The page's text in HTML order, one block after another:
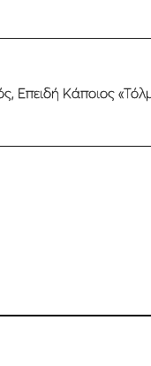
Επειδή Kάποιος